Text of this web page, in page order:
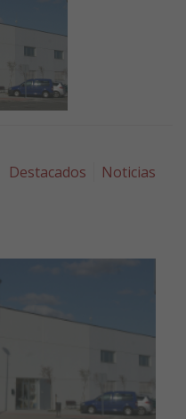
Destacados
Noticias